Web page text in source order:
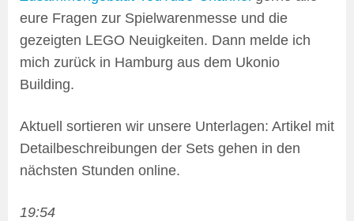
eure Fragen zur Spielwarenmesse und die
gezeigten LEGO Neuigkeiten. Dann melde ich
mich zurück in Hamburg aus dem Ukonio
Building.
Aktuell sortieren wir unsere Unterlagen: Artikel mit
Detailbeschreibungen der Sets gehen in den
nächsten Stunden online.
19:54